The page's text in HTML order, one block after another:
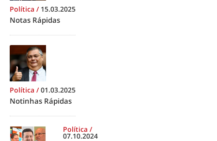
Política / 15.03.2025
Notas Rápidas
Política /01.03.2025
Notinhas Rápidas
Política /
07.10.2024